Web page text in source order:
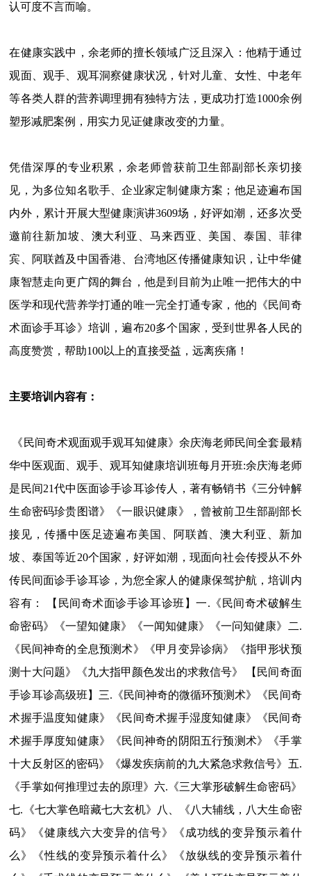
认可度不言而喻。
在健康实践中，余老师的擅长领域广泛且深入：他精于通过
观面、观手、观耳洞察健康状况，针对儿童、女性、中老年
等各类人群的营养调理拥有独特方法，更成功打造1000余例
塑形减肥案例，用实力见证健康改变的力量。
凭借深厚的专业积累，余老师曾获前卫生部副部长亲切接
见，为多位知名歌手、企业家定制健康方案；他足迹遍布国
内外，累计开展大型健康演讲3609场，好评如潮，还多次受
邀前往新加坡、澳大利亚、马来西亚、美国、泰国、菲律
宾、阿联酋及中国香港、台湾地区传播健康知识，让中华健
康智慧走向更广阔的舞台，他是到目前为止唯一把伟大的中
医学和现代营养学打通的唯一完全打通专家，他的《民间奇
术面诊手耳诊》培训，遍布20多个国家，受到世界各人民的
高度赞赏，帮助100以上的直接受益，远离疾痛！
主要培训内容有：
《民间奇术观面观手观耳知健康》余庆海老师民间全套最精
华中医观面、观手、观耳知健康培训班每月开班:余庆海老师
是民间21代中医面诊手诊耳诊传人，著有畅销书《三分钟解
生命密码珍贵图谱》《一眼识健康》，曾被前卫生部副部长
接见，传播中医足迹遍布美国、阿联酋、澳大利亚、新加
坡、泰国等近20个国家，好评如潮，现面向社会传授从不外
传民间面诊手诊耳诊，为您全家人的健康保驾护航，培训内
容有： 【民间奇术面诊手诊耳诊班】一.《民间奇术破解生
命密码》《一望知健康》《一闻知健康》《一问知健康》二.
《民间神奇的全息预测术》《甲月变异诊病》《指甲形状预
测十大问题》《九大指甲颜色发出的求救信号》 【民间奇面
手诊耳诊高级班】三.《民间神奇的微循环预测术》《民间奇
术握手温度知健康》《民间奇术握手湿度知健康》《民间奇
术握手厚度知健康》《民间神奇的阴阳五行预测术》《手掌
十大反射区的密码》《爆发疾病前的九大紧急求救信号》五.
《手掌如何推理过去的原理》六.《三大掌形破解生命密码》
七.《七大掌色暗藏七大玄机》八、《八大辅线，八大生命密
码》《健康线六大变异的信号》《成功线的变异预示着什
么》《性线的变异预示着什么》《放纵线的变异预示着什